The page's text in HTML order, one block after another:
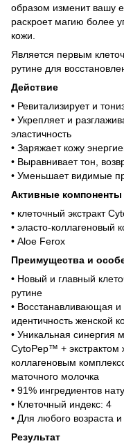
образом изменит вашу
раскроет магию более
кожи.
Является первым
рутине для
Действие
• Ревитализирует и
• Укрепляет и
эластичность
• Заряжает кожу
• Выравнивает тон,
• Уменьшает видимые
Активные компоненты
• клеточный экстракт
• эласто-коллагеновый
• Aloe Ferox
Преимущества и
• Новый и главный
рутине
• Восстанавливающая
идентичность женской
• Уникальная синергия
CytoPep™ + экстрактом
коллагеновым
маточного молочка
• 91% ингредиентов
• Клеточный индекс: 4
• Для любого возраста
Результат